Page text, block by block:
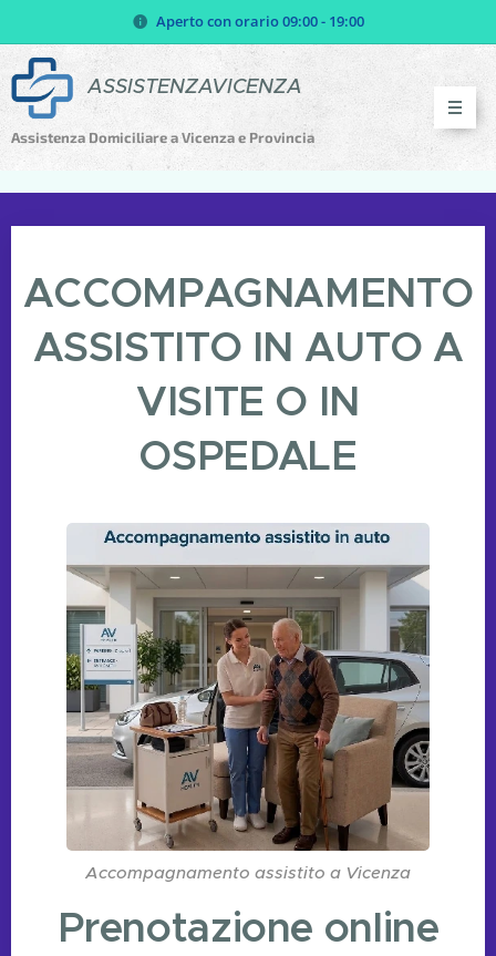
Aperto con orario 09:00 - 19:00
ASSISTENZAVICENZA
Assistenza Domiciliare a Vicenza e Provincia
ACCOMPAGNAMENTO
ASSISTITO IN AUTO A
VISITE O IN
OSPEDALE
Accompagnamento assistito a Vicenza
Prenotazione online